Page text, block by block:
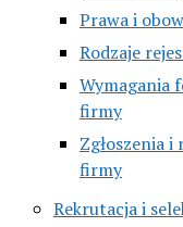
Prawa i
Rodzaje
Wymagania
firmy
Zgłoszenia
firmy
Rekrutacja i